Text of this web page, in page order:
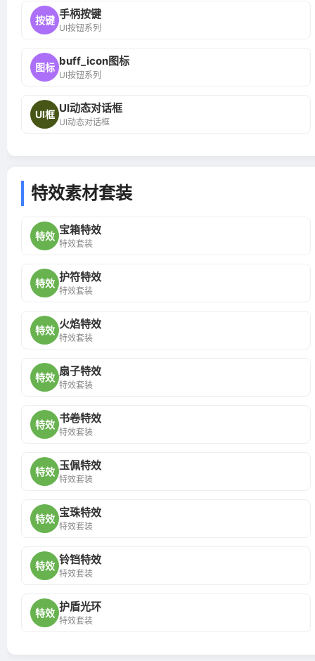
按键 手柄按键
UI按钮系列
图标 buff_icon图标
UI按钮系列
UI框 UI动态对话框
UI动态对话框
特效素材套装
特效 宝箱特效
特效套装
特效 护符特效
特效套装
特效 火焰特效
特效套装
特效 扇子特效
特效套装
特效 书卷特效
特效套装
特效 玉佩特效
特效套装
特效 宝珠特效
特效套装
特效 铃铛特效
特效套装
特效 护盾光环
特效套装